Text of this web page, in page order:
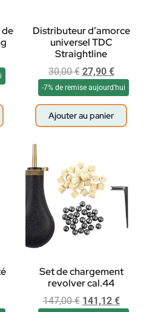
de
Distributeur d’amorce
universel TDC
Straightline
30,00€ 27,90 €
-7% de remise aujourd'hui
Ajouter au panier
Set de chargement
revolver cal.44
147,00€ 141,12 €